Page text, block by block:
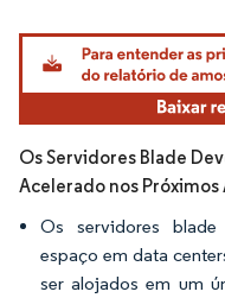
Imagem © Mordor Intelligence.
Os Servidores Blade
Acelerado nos Próximos
Os servidores
espaço em data
ser alojados em um